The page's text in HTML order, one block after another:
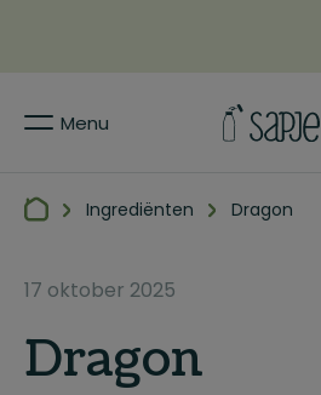
Menu
Ingrediënten Dragon
17 oktober 2025
Dragon